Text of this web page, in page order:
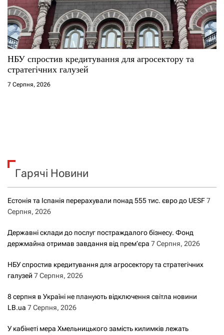
НБУ спростив кредитування для агросектору та
стратегічних галузей
7 Серпня, 2026
Гарячі Новини
Естонія та Іспанія перерахували понад 555 тис. євро до UESF7
Серпня, 2026
Державні склади до послуг постраждалого бізнесу. Фонд
держмайна отримав завдання від прем’єра 7 Серпня, 2026
НБУ спростив кредитування для агросектору та стратегічних
галузей 7 Серпня, 2026
8 серпня в Україні не планують відключення світла новини
LB.ua 7 Серпня, 2026
У кабінеті мера Хмельницького замість килимків лежать